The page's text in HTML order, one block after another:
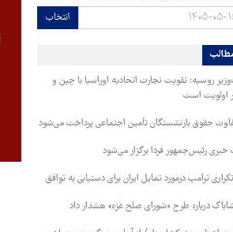
انتخاب
روسیه:‌ تقویت تجارت اتحادیه اوراسیا با چین و
اولویت است
حقوق بازنشستگان تأمین اجتماعی پرداخت می‌شود
رئیس‌جمهور فردا برگزار می‌شود
ترامپ درمورد تمایل ایران برای دستیابی به توافق
درباره طرح «شورای صلح غزه» هشدار داد